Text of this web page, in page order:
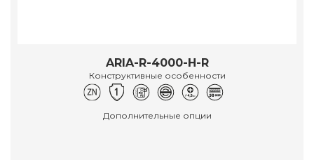
ARIA-R-4000-H-R
Конструктивные особенности
Дополнительные опции